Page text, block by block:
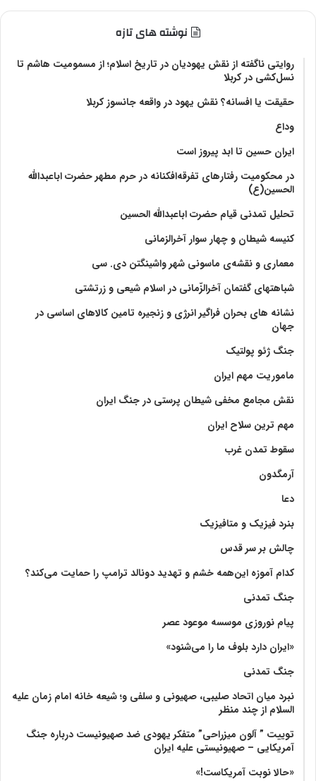
نوشته های تازه
روایتی ناگفته از نقش یهودیان در تاریخ اسلام؛ از مسمومیت هاشم تا
نسل‌کشی در کربلا
حقیقت یا افسانه؟‌ نقش یهود در واقعه جانسوز کربلا
وداع
ایران حسین تا ابد پیروز است
در محکومیت رفتارهای تفرقه‌افکنانه در حرم مطهر حضرت اباعبدالله
الحسین(ع)
تحلیل تمدنی قیام حضرت اباعبدالله الحسین
کنیسه شیطان و چهار سوار آخرالزمانی
معماری و نقشه‌ی ماسونی شهر واشينگتن دی. سی
شباهتهای گفتمان آخر‌الزّمانی در اسلام شیعی و زرتشتی
نشانه های بحران فراگیر انرژی و زنجیره تامین کالاهای اساسی در
جهان
جنگ ژئو پولتیک
ماموریت مهم ایران
نقش مجامع مخفی شیطان پرستی در جنگ ایران
مهم ترین سلاح ایران
سقوط تمدن غرب
آرمگدون
دعا
بنرد فیزیک و متافیزیک
چالش بر سر قدس
کدام آموزه این‌همه خشم و تهدید دونالد ترامپ را حمایت می‌کند؟
جنگ تمدنی
پیام نوروزی موسسه موعود عصر
«ایران دارد بلوف ما را می‌شنود»
جنگ تمدنی
نبرد میان اتحاد صلیبی، صهیونی و سلفی و؛ شیعه خانه امام زمان علیه
السلام از چند منظر
توییت ” آلون میزراحی” متفکر یهودی ضد صهیونیست درباره جنگ
آمریکایی – صهیونیستی علیه ایران
«حالا نوبت آمریکاست!»